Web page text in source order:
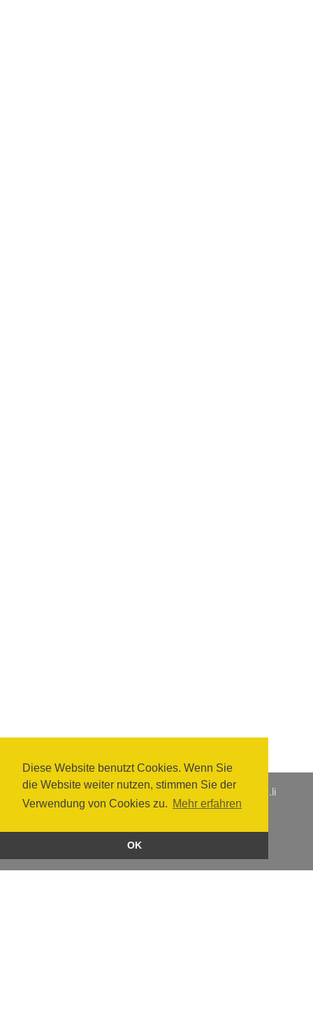
Diese Website benutzt Cookies. Wenn Sie
die Website weiter nutzen, stimmen Sie der
Verwendung von Cookies zu. Mehr erfahren
OK
Zentrale +423 237 61 61 · info@hpz.li · www.hpz.li
Home
Impressum Datenschutz